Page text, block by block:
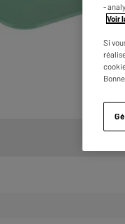
-
Voir
Si